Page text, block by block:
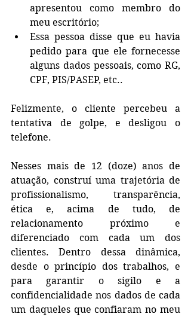
apresentou como membro do
meu escritório;
Essa pessoa disse que eu havia
pedido para que ele fornecesse
alguns dados pessoais, como RG,
CPF, PIS/PASEP, etc..
Felizmente, o cliente percebeu a
tentativa de golpe, e desligou o
telefone.
Nesses mais de 12 (doze) anos de
atuação, construí uma trajetória de
profissionalismo, transparência,
ética e, acima de tudo, de
relacionamento próximo e
diferenciado com cada um dos
clientes. Dentro dessa dinâmica,
desde o princípio dos trabalhos, e
para garantir o sigilo e a
confidencialidade nos dados de cada
um daqueles que confiaram no meu